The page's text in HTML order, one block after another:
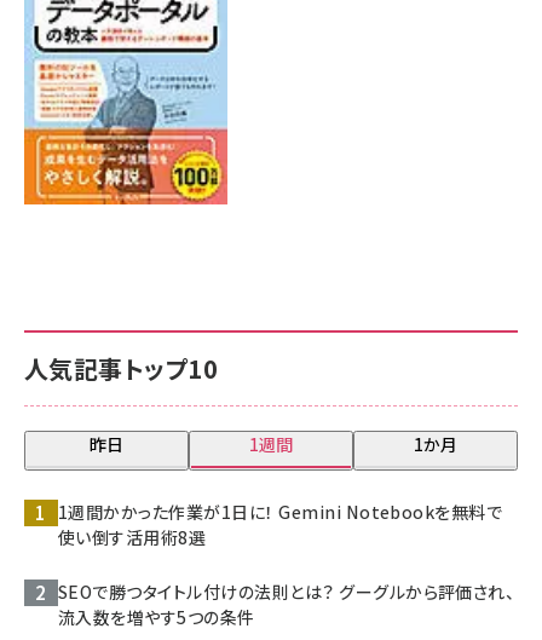
人気記事トップ10
昨日 1週間 1か月
1週間かかった作業が1日に！ Gemini Notebookを無料で
使い倒す活用術8選
SEOで勝つタイトル付けの法則とは？ グーグルから評価され、
流入数を増やす5つの条件
7月31日 10:00